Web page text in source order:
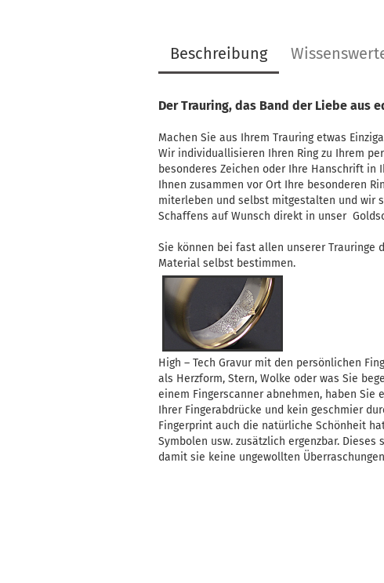
Beschreibung
Der Trauring, das Band der Liebe aus
Machen Sie aus Ihrem Trauring etwas
Wir individuallisieren Ihren Ring zu Ihrem
besonderes Zeichen oder Ihre Hanschrift in
Ihnen zusammen vor Ort Ihre besonderen
miterleben und selbst mitgestalten und wir
Schaffens auf Wunsch direkt in unser
Sie können bei fast allen unserer Trauringe
Material selbst bestimmen.
High – Tech Gravur mit den persönlichen
als Herzform, Stern, Wolke oder was Sie
einem Fingerscanner abnehmen, haben Sie
Ihrer Fingerabdrücke und kein geschmier
Fingerprint auch die natürliche Schönheit
Symbolen usw. zusätzlich ergenzbar.
damit sie keine ungewollten